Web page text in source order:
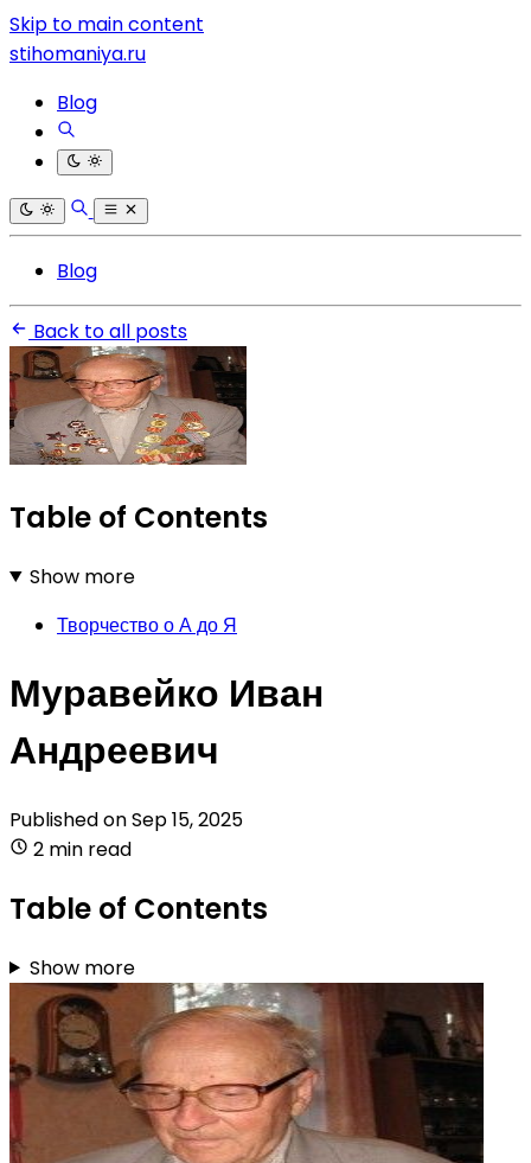
Skip to main content
stihomaniya.ru
Blog
Blog
Back to all posts
Table of Contents
Show more
Творчество о А до Я
Муравейко Иван
Андреевич
Published onSep 15, 2025
2 min read
Table of Contents
Show more